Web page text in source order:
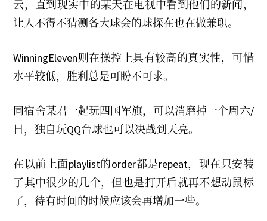
云，直到现实中的某天在电视中看到他们的新闻，
让人不得不猜测各大球会的球探在也在做兼职。
WinningEleven则在操控上具有较高的真实性，可惜
水平较低，胜利总是可盼不可求。
同宿舍某君一起玩四国军旗，可以消磨掉一个周六/
日，独自玩QQ台球也可以决战到天亮。
在以前上面playlist的order都是repeat，现在只安装
了其中很少的几个，但也是打开后就再不想动鼠标
了，待有时间的时候应该会再增加一些。